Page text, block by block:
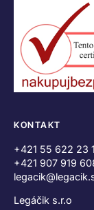
KONTAKT
+421 55 622 23
+421 907 919
Legáčik s.r.o